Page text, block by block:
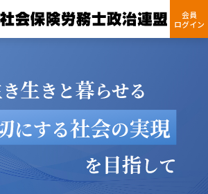
会員
ログイン